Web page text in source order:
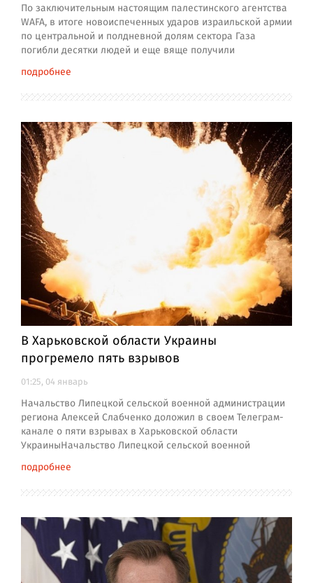
По заключительным настоящим палестинского агентства
WAFA, в итоге новоиспеченных ударов израильской армии
по центральной и полдневной долям сектора Газа
погибли десятки людей и еще вяще получили
подробнее
В Харьковской области Украины
прогремело пять взрывов
01:25, 04 январь
Начальство Липецкой сельской военной администрации
региона Алексей Слабченко доложил в своем Телеграм-
канале о пяти взрывах в Харьковской области
УкраиныНачальство Липецкой сельской военной
подробнее